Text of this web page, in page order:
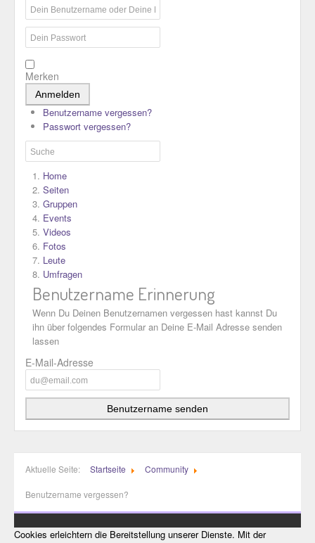
Merken
Anmelden
Benutzername vergessen?
Passwort vergessen?
Home
Seiten
Gruppen
Events
Videos
Fotos
Leute
Umfragen
Benutzername Erinnerung
Wenn Du Deinen Benutzernamen vergessen hast kannst Du
ihn über folgendes Formular an Deine E-Mail Adresse senden
lassen
E-Mail-Adresse
Benutzername senden
Aktuelle Seite: Startseite Community
Benutzername vergessen?
Cookies erleichtern die Bereitstellung unserer Dienste. Mit der